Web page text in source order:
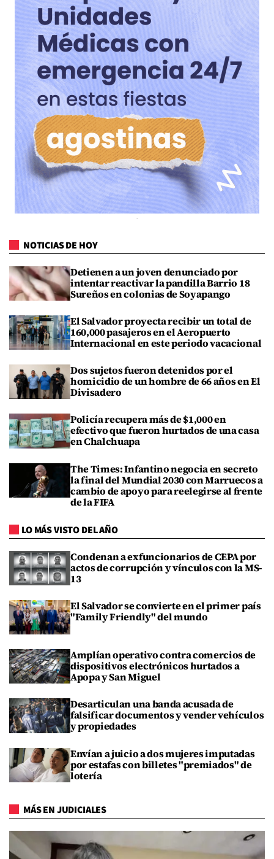
NOTICIAS DE HOY
Detienen a un joven denunciado por
intentar reactivar la pandilla Barrio 18
Sureños en colonias de Soyapango
El Salvador proyecta recibir un total de
160,000 pasajeros en el Aeropuerto
Internacional en este periodo vacacional
Dos sujetos fueron detenidos por el
homicidio de un hombre de 66 años en El
Divisadero
Policía recupera más de $1,000 en
efectivo que fueron hurtados de una casa
en Chalchuapa
The Times: Infantino negocia en secreto
la final del Mundial 2030 con Marruecos a
cambio de apoyo para reelegirse al frente
de la FIFA
LO MÁS VISTO DEL AÑO
Condenan a exfuncionarios de CEPA por
actos de corrupción y vínculos con la MS-
13
El Salvador se convierte en el primer país
"Family Friendly" del mundo
Amplían operativo contra comercios de
dispositivos electrónicos hurtados a
Apopa y San Miguel
Desarticulan una banda acusada de
falsificar documentos y vender vehículos
y propiedades
Envían a juicio a dos mujeres imputadas
por estafas con billetes "premiados" de
lotería
MÁS EN JUDICIALES